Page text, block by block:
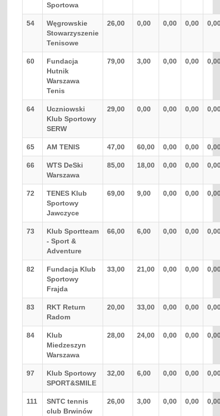
Sportowa
54
Węgrowskie
Stowarzyszenie
Tenisowe
26,00 0,00 0,00 0,00
60
Fundacja
Hutnik
Warszawa
Tenis
79,00 3,00 0,00 0,00
64
Uczniowski
Klub Sportowy
SERW
29,00 0,00 0,00 0,00
65 AM TENIS 47,00 60,00 0,00 0,00
66
WTS DeSki
Warszawa
85,00 18,00 0,00 0,00
72
TENES Klub
Sportowy
Jawczyce
69,00 9,00 0,00 0,00
73
Klub Sportteam
- Sport &
Adventure
66,00 6,00 0,00 0,00
82
Fundacja Klub
Sportowy
Frajda
33,00 21,00 0,00 0,00
83
RKT Return
Radom
20,00 33,00 0,00 0,00
84
Klub
Miedzeszyn
Warszawa
28,00 24,00 0,00 0,00
97
Klub Sportowy
SPORT&SMILE
32,00 6,00 0,00 0,00
111
SNTC tennis
club Brwinów
26,00 3,00 0,00 0,00